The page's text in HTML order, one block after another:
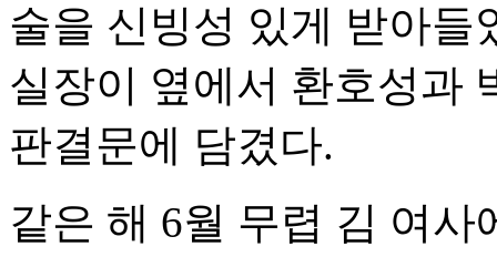
술을 신빙성 있게 받아들
실장이 옆에서 환호성과
판결문에 담겼다.
같은 해 6월 무렵 김 여